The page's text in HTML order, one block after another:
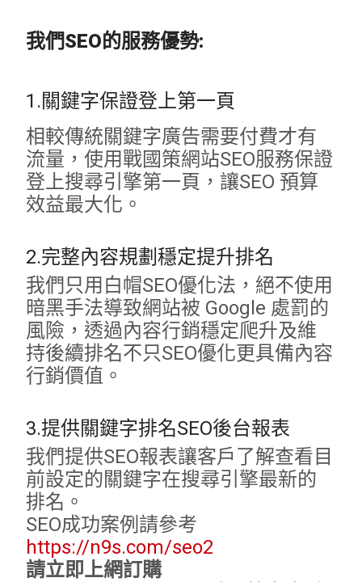
我們SEO的服務優勢:
1.關鍵字保證登上第一頁
相較傳統關鍵字廣告需要付費才有
流量，使用戰國策網站SEO服務保證
登上搜尋引擎第一頁，讓SEO 預算
效益最大化。
2.完整內容規劃穩定提升排名
我們只用白帽SEO優化法，絕不使用
暗黑手法導致網站被 Google 處罰的
風險，透過內容行銷穩定爬升及維
持後續排名不只SEO優化更具備內容
行銷價值。
3.提供關鍵字排名SEO後台報表
我們提供SEO報表讓客戶了解查看目
前設定的關鍵字在搜尋引擎最新的
排名。
SEO成功案例請參考
https://n9s.com/seo2
請立即上網訂購